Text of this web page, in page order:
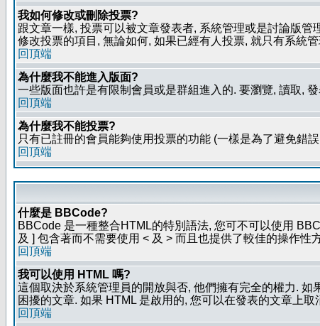
我如何修改或刪除投票?
跟文章一樣, 投票可以被文章發表者, 系統管理或是討論版
修改投票的項目, 無論如何, 如果已經有人投票, 就只有系統
回頂端
為什麼我不能進入版面?
一些版面也許是有限制會員或是群組進入的. 要瀏覽, 讀取,
回頂端
為什麼我不能投票?
只有已註冊的會員能夠使用投票的功能 (一樣是為了避免錯
回頂端
什麼是 BBCode?
BBCode 是一種整合HTML的特別語法, 您可不可以使用
及 ] 包含著而不需要使用 < 及 > 而且也提供了較佳的操作
回頂端
我可以使用 HTML 嗎?
這個取決於系統管理員的開放與否, 他們擁有完全的權力.
困擾的文章. 如果 HTML 是啟用的, 您可以在發表的文章上取
回頂端